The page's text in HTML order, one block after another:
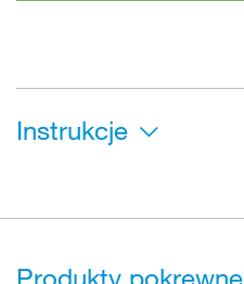
Instrukcje
Produkty pokrewne